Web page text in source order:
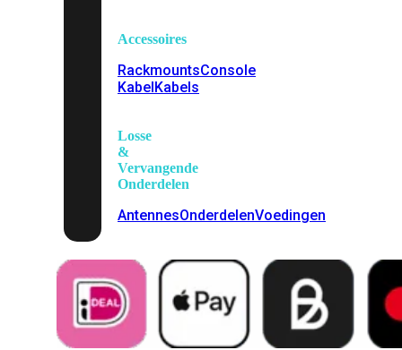
Accessoires
RackmountsConsole
KabelKabels
Losse
&
Vervangende
Onderdelen
AntennesOnderdelenVoedingen